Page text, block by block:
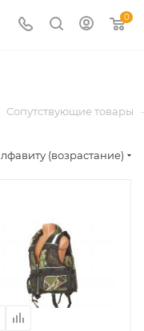
0
Сопутствующие товары
(возрастание)